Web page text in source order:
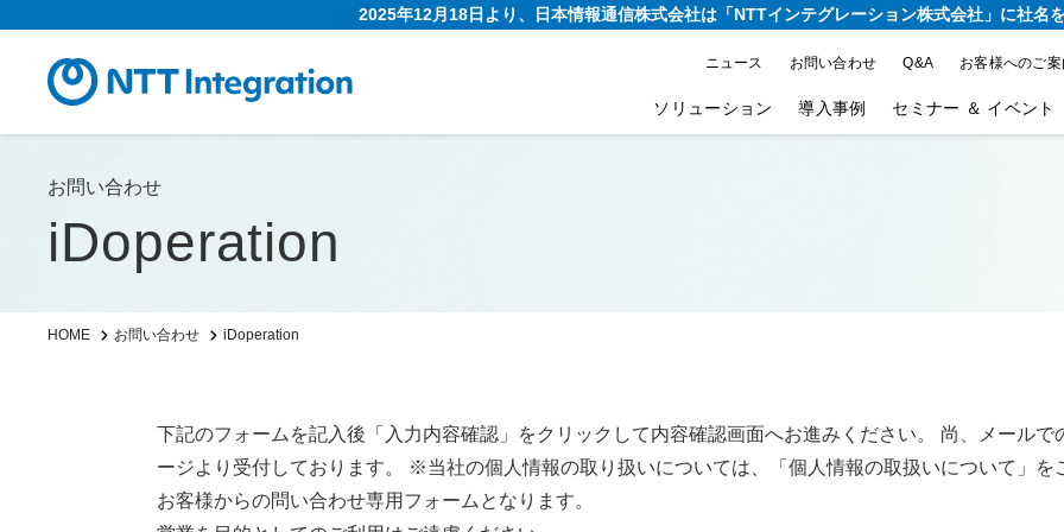
2025年12月18日より、日本情報通信株式会社は「NTTインテグレーション株式会社」に社名
ニュース お問い合わせ Q&A お客様へのご
ソリューション 導入事例 セミナー ＆ イベント
お問い合わせ
iDoperation
HOME お問い合わせ iDoperation
下記のフォームを記入後「入力内容確認」をクリックして内容確認画面へお進みください。 尚、メール
ージより受付しております。 ※当社の個人情報の取り扱いについては、「個人情報の取扱いについて」
お客様からの問い合わせ専用フォームとなります。